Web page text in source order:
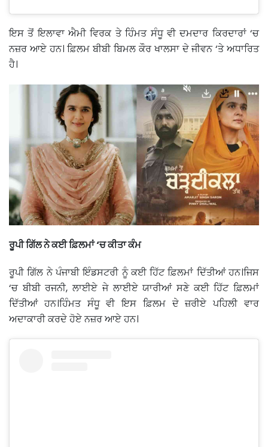
ਇਸ ਤੋਂ ਇਲਾਵਾ ਐਮੀ ਵਿਰਕ ਤੇ ਹਿੰਮਤ ਸੰਧੂ ਵੀ ਦਮਦਾਰ ਕਿਰਦਾਰਾਂ ‘ਚ
ਨਜ਼ਰ ਆਏ ਹਨ। ਫ਼ਿਲਮ ਬੀਬੀ ਬਿਮਲ ਕੌਰ ਖਾਲਸਾ ਦੇ ਜੀਵਨ ‘ਤੇ ਅਧਾਰਿਤ
ਹੈ।
ਰੂਪੀ ਗਿੱਲ ਨੇ ਕਈ ਫ਼ਿਲਮਾਂ ‘ਚ ਕੀਤਾ ਕੰਮ
ਰੂਪੀ ਗਿੱਲ ਨੇ ਪੰਜਾਬੀ ਇੰਡਸਟਰੀ ਨੂੰ ਕਈ ਹਿੱਟ ਫ਼ਿਲਮਾਂ ਦਿੱਤੀਆਂ ਹਨ।ਜਿਸ
‘ਚ ਬੀਬੀ ਰਜਨੀ, ਲਾਈਏ ਜੇ ਲਾਈਏ ਯਾਰੀਆਂ ਸਣੇ ਕਈ ਹਿੱਟ ਫ਼ਿਲਮਾਂ
ਦਿੱਤੀਆਂ ਹਨ।ਹਿੰਮਤ ਸੰਧੂ ਵੀ ਇਸ ਫ਼ਿਲਮ ਦੇ ਜ਼ਰੀਏ ਪਹਿਲੀ ਵਾਰ
ਅਦਾਕਾਰੀ ਕਰਦੇ ਹੋਏ ਨਜ਼ਰ ਆਏ ਹਨ।